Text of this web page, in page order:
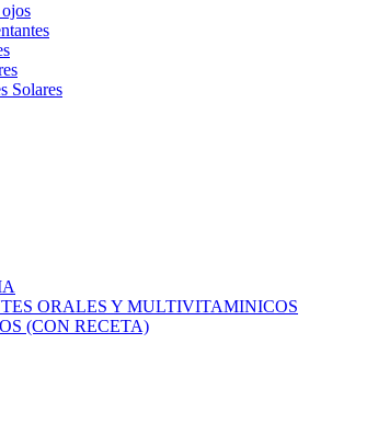
Solares
ORALES Y MULTIVITAMINICOS
(CON RECETA)